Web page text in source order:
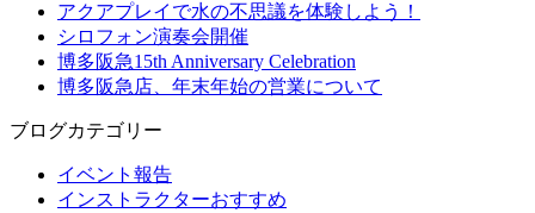
アクアプレイで水の不思議を体験しよう！
シロフォン演奏会開催
博多阪急15th Anniversary Celebration
博多阪急店、年末年始の営業について
ブログカテゴリー
イベント報告
インストラクターおすすめ